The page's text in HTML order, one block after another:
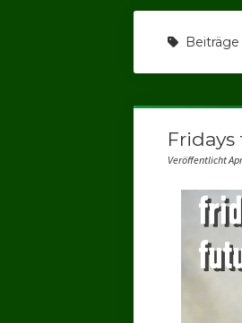
Veröffentlicht